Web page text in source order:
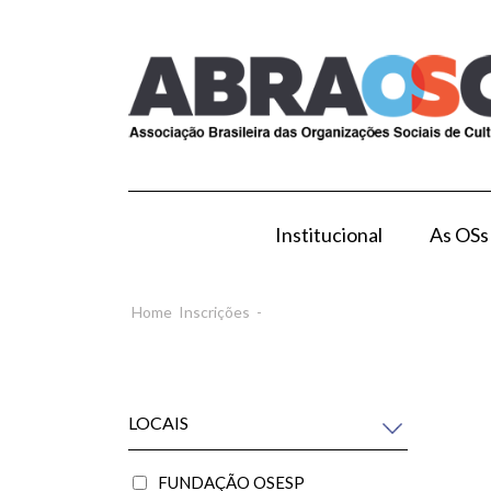
Institucional As OSs
Home Inscrições -
LOCAIS
FUNDAÇÃO OSESP